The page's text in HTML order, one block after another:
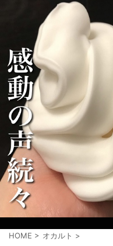
HOME > オカルト >